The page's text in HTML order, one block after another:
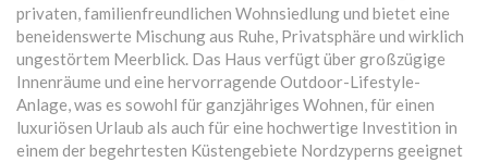
privaten, familienfreundlichen Wohnsiedlung und bietet eine
beneidenswerte Mischung aus Ruhe, Privatsphäre und wirklich
ungestörtem Meerblick. Das Haus verfügt über großzügige
Innenräume und eine hervorragende Outdoor-Lifestyle-
Anlage, was es sowohl für ganzjähriges Wohnen, für einen
luxuriösen Urlaub als auch für eine hochwertige Investition in
einem der begehrtesten Küstengebiete Nordzyperns geeignet